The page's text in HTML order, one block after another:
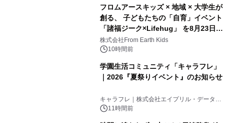
フロムアースキッズ × 地域 × 大学生が
創る、 子どもたちの「自育」イベント
「諸福ジーク×Lifehug」 を8月23日
(日)開催
株式会社From Earth Kids
10時間前
学園生活コミュニティ「キャラフレ」
｜2026『夏祭りイベント』のお知らせ
キャラフレ｜株式会社エイプリル・データ・
デザインズ
11時間前